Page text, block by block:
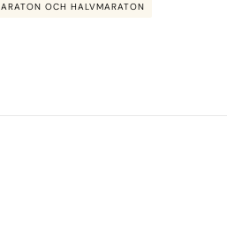
OCH HALVMARATON